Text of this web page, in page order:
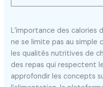
L’importance des calories
ne se limite pas au simple
les qualités nutritives de
des repas qui respectent
approfondir les concepts